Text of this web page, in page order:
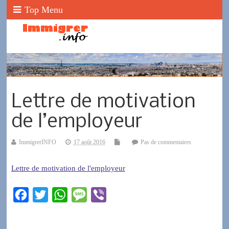
Top Menu
Lettre de motivation
de l’employeur
ImmigrerINFO 17 août 2016 Pas de commentaires
Lettre de motivation de l'employeur
W
M